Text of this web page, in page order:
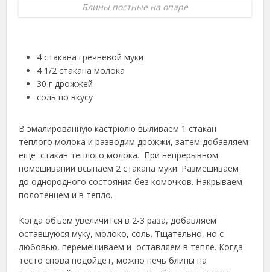
Блины постные на опаре
4 стакана гречневой муки
4 1/2 стакана молока
30 г дрожжей
соль по вкусу
В эмалированную кастрюлю выливаем 1 стакан
теплого молока и разводим дрожжи, затем добавляем
еще стакан теплого молока. При непрерывном
помешивании всыпаем 2 стакана муки. Размешиваем
до однородного состояния без комочков. Накрываем
полотенцем и в тепло.
Когда объем увеличится в 2-3 раза, добавляем
оставшуюся муку, молоко, соль. Тщательно, но с
любовью, перемешиваем и оставляем в тепле. Когда
тесто снова подойдет, можно печь блины на